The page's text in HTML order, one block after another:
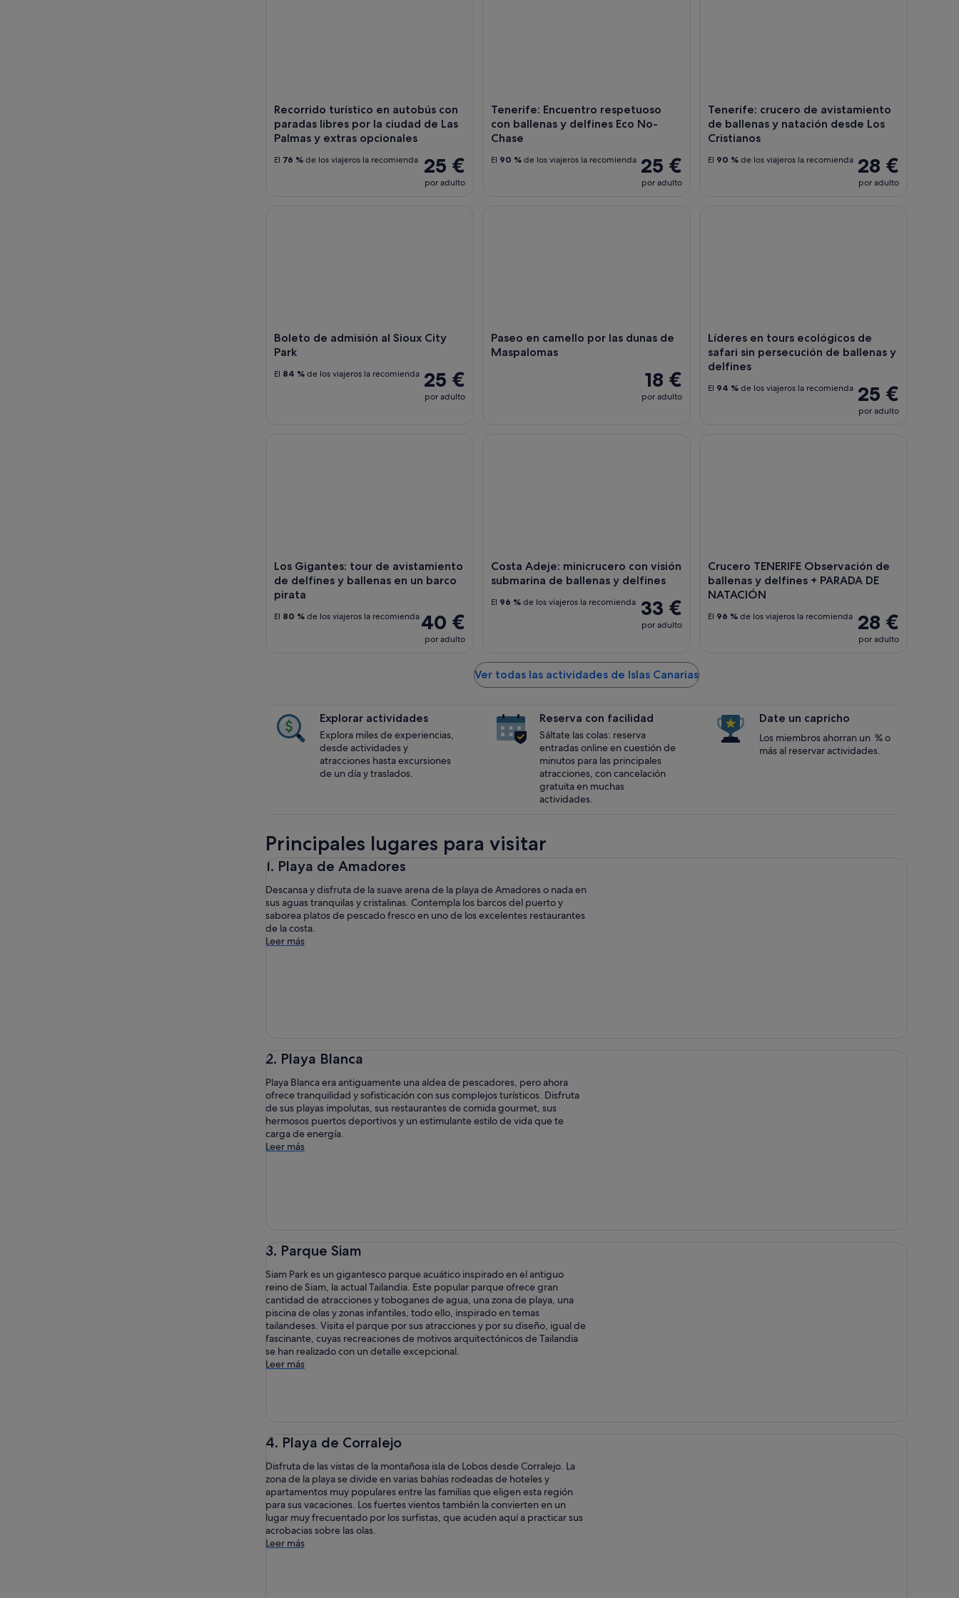
Recorrido turístico en autobús con
paradas libres por la ciudad de Las
Palmas y extras opcionales
25 €
por adulto
El 76 % de los viajeros la recomienda
Tenerife: Encuentro respetuoso
con ballenas y delfines Eco No-
Chase
25 €
por adulto
El 90 % de los viajeros la recomienda
Tenerife: crucero de avistamiento
de ballenas y natación desde Los
Cristianos
28 €
por adulto
El 90 % de los viajeros la recomienda
Boleto de admisión al Sioux City
Park
25 €
por adulto
El 84 % de los viajeros la recomienda
Paseo en camello por las dunas de
Maspalomas
18 €
por adulto
Líderes en tours ecológicos de
safari sin persecución de ballenas y
delfines
25 €
por adulto
El 94 % de los viajeros la recomienda
Los Gigantes: tour de avistamiento
de delfines y ballenas en un barco
pirata
40 €
por adulto
El 80 % de los viajeros la recomienda
Costa Adeje: minicrucero con visión
submarina de ballenas y delfines
33 €
por adulto
El 96 % de los viajeros la recomienda
Crucero TENERIFE Observación de
ballenas y delfines + PARADA DE
NATACIÓN
28 €
por adulto
El 96 % de los viajeros la recomienda
Ver todas las actividades de Islas Canarias
Explorar actividades
Explora miles de experiencias,
desde actividades y
atracciones hasta excursiones
de un día y traslados.
Reserva con facilidad
Sáltate las colas: reserva
entradas online en cuestión de
minutos para las principales
atracciones, con cancelación
gratuita en muchas
actividades.
Date un capricho
Los miembros ahorran un % o
más al reservar actividades.
Principales lugares para visitar
1. Playa de Amadores
Descansa y disfruta de la suave arena de la playa de Amadores o nada en
sus aguas tranquilas y cristalinas. Contempla los barcos del puerto y
saborea platos de pescado fresco en uno de los excelentes restaurantes
de la costa.
Leer más
2. Playa Blanca
Playa Blanca era antiguamente una aldea de pescadores, pero ahora
ofrece tranquilidad y sofisticación con sus complejos turísticos. Disfruta
de sus playas impolutas, sus restaurantes de comida gourmet, sus
hermosos puertos deportivos y un estimulante estilo de vida que te
carga de energía.
Leer más
3. Parque Siam
Siam Park es un gigantesco parque acuático inspirado en el antiguo
reino de Siam, la actual Tailandia. Este popular parque ofrece gran
cantidad de atracciones y toboganes de agua, una zona de playa, una
piscina de olas y zonas infantiles, todo ello, inspirado en temas
tailandeses. Visita el parque por sus atracciones y por su diseño, igual de
fascinante, cuyas recreaciones de motivos arquitectónicos de Tailandia
se han realizado con un detalle excepcional.
Leer más
4. Playa de Corralejo
Disfruta de las vistas de la montañosa isla de Lobos desde Corralejo. La
zona de la playa se divide en varias bahías rodeadas de hoteles y
apartamentos muy populares entre las familias que eligen esta región
para sus vacaciones. Los fuertes vientos también la convierten en un
lugar muy frecuentado por los surfistas, que acuden aquí a practicar sus
acrobacias sobre las olas.
Leer más